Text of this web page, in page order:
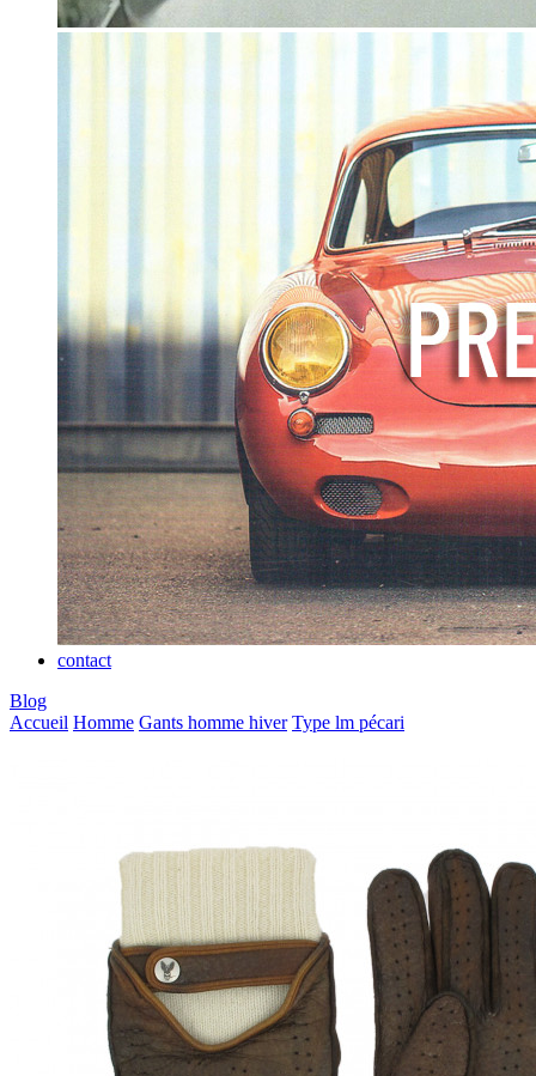
contact
Blog
Accueil Homme Gants homme hiver Type lm pécari